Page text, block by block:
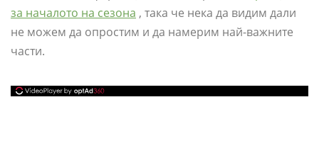
за началото на сезона , така че нека да видим дали
не можем да опростим и да намерим най-важните
части.